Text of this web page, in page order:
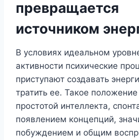
превращается
источником
В условиях идеальном
активности психические
приступают создавать
тратить ее. Такое положение
простотой интеллекта,
появлением концепций,
побуждением и общим